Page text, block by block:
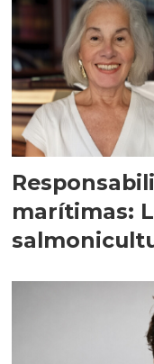
marítimas: